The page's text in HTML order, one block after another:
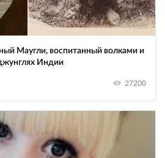
Маугли, воспитанный волками и
Индии
27200